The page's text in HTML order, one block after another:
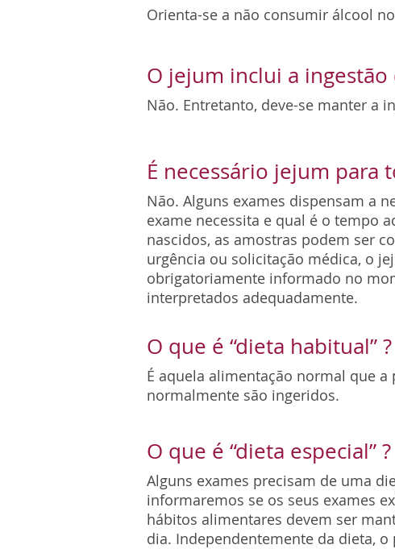
Orienta-se a não consumir álcool
O jejum inclui a ingestão
Não. Entretanto, deve-se manter a
É necessário jejum para
Não. Alguns exames dispensam a
exame necessita e qual é o tempo
nascidos, as amostras podem ser
urgência ou solicitação médica, o
obrigatoriamente informado no
interpretados adequadamente.
O que é “dieta habitual” ?
É aquela alimentação normal que
normalmente são ingeridos.
O que é “dieta especial” ?
Alguns exames precisam de uma
informaremos se os seus exames
hábitos alimentares devem ser
dia. Independentemente da dieta,